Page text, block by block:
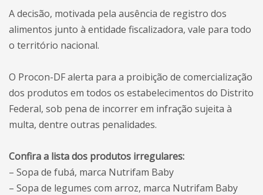
A decisão, motivada pela ausência de registro dos
alimentos junto à entidade fiscalizadora, vale para todo
o território nacional.
O Procon-DF alerta para a proibição de comercialização
dos produtos em todos os estabelecimentos do Distrito
Federal, sob pena de incorrer em infração sujeita à
multa, dentre outras penalidades.
Confira a lista dos produtos irregulares:
– Sopa de fubá, marca Nutrifam Baby
– Sopa de legumes com arroz, marca Nutrifam Baby